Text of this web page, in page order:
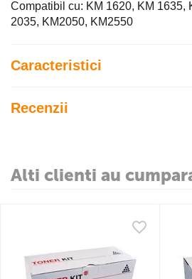
Compatibil cu: KM 1620, KM 1635,
2035, KM2050, KM2550
Caracteristici
Recenzii
Alti clienti au